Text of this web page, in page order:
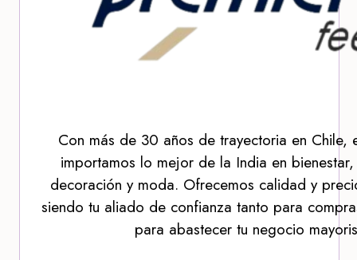
Con más de 30 años de trayectoria en Chile,
importamos lo mejor de la India en
decoración y moda. Ofrecemos calidad y
siendo tu aliado de confianza tanto para
para abastecer tu negocio